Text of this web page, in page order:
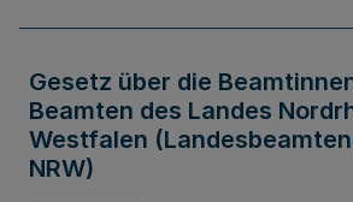
Gesetz über die
Beamten des Landes
Westfalen
NRW)